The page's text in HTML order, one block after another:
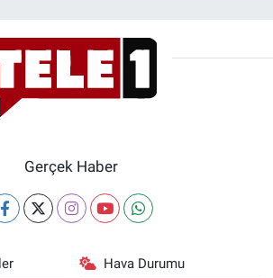
Gerçek Haber
Hava Durumu